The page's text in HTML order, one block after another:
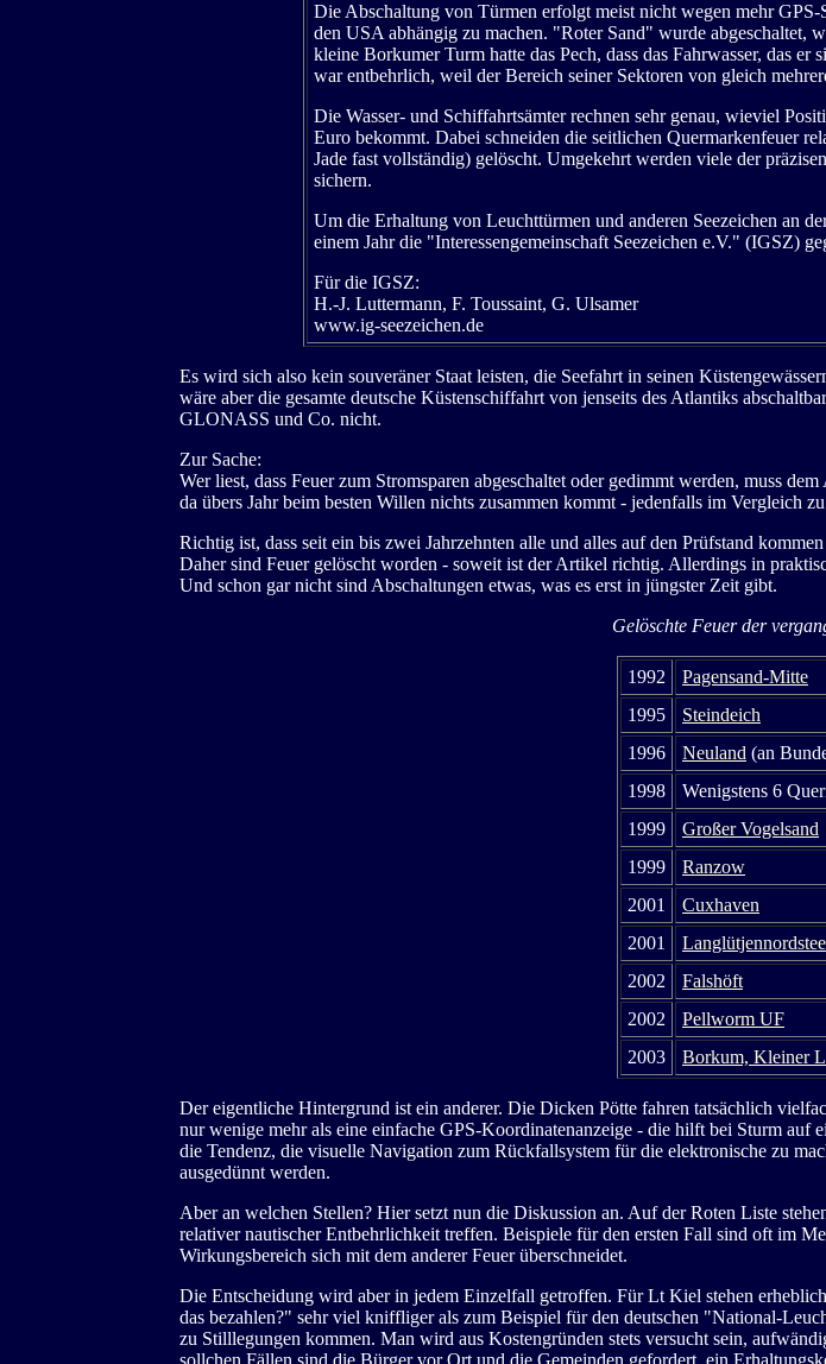
Die Abschaltung von Türmen erfolgt meist nicht wegen mehr
den USA abhängig zu machen. "Roter Sand" wurde abgeschaltet,
kleine Borkumer Turm hatte das Pech, dass das Fahrwasser, das
war entbehrlich, weil der Bereich seiner Sektoren von gleich
Die Wasser- und Schiffahrtsämter rechnen sehr genau, wieviel
Euro bekommt. Dabei schneiden die seitlichen Quermarkenfeuer
Jade fast vollständig) gelöscht. Umgekehrt werden viele der
sichern.
Um die Erhaltung von Leuchttürmen und anderen Seezeichen an
einem Jahr die "Interessengemeinschaft Seezeichen e.V." (IGSZ)
Für die IGSZ:
H.-J. Luttermann, F. Toussaint, G. Ulsamer
www.ig-seezeichen.de
Es wird sich also kein souveräner Staat leisten, die Seefahrt in seinen
wäre aber die gesamte deutsche Küstenschiffahrt von jenseits des Atlantiks
GLONASS und Co. nicht.
Zur Sache:
Wer liest, dass Feuer zum Stromsparen abgeschaltet oder gedimmt werden, muss
da übers Jahr beim besten Willen nichts zusammen kommt - jedenfalls im Vergleich
Richtig ist, dass seit ein bis zwei Jahrzehnten alle und alles auf den Prüfstand
Daher sind Feuer gelöscht worden - soweit ist der Artikel richtig. Allerdings in
Und schon gar nicht sind Abschaltungen etwas, was es erst in jüngster Zeit gibt.
Gelöschte Feuer der
1992
Pagensand-Mitte
1995
Steindeich
1996
Neuland (an
1998
Wenigstens 6
1999
Großer Vogelsand
1999
Ranzow
2001
Cuxhaven
2001
2002
Falshöft
2002
Pellworm UF
2003
Borkum, Kleiner
Der eigentliche Hintergrund ist ein anderer. Die Dicken Pötte fahren tatsächlich
nur wenige mehr als eine einfache GPS-Koordinatenanzeige - die hilft bei Sturm
die Tendenz, die visuelle Navigation zum Rückfallsystem für die elektronische zu
ausgedünnt werden.
Aber an welchen Stellen? Hier setzt nun die Diskussion an. Auf der Roten Liste
relativer nautischer Entbehrlichkeit treffen. Beispiele für den ersten Fall sind oft im
Wirkungsbereich sich mit dem anderer Feuer überschneidet.
Die Entscheidung wird aber in jedem Einzelfall getroffen. Für Lt Kiel stehen
das bezahlen?" sehr viel kniffliger als zum Beispiel für den deutschen "National-
zu Stilllegungen kommen. Man wird aus Kostengründen stets versucht sein,